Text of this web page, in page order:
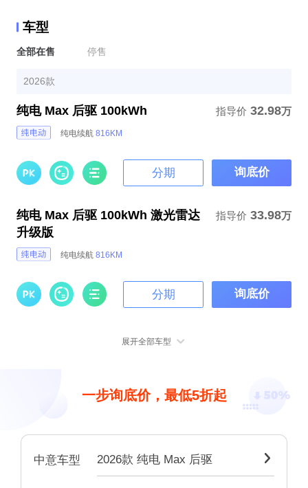
车型
全部在售 停售
2026款
纯电 Max 后驱 100kWh
纯电续航816KM
指导价 32.98万
分期 询底价
纯电 Max 后驱 100kWh 激光雷达
升级版
纯电续航816KM
指导价 33.98万
分期 询底价
展开全部车型
一步询底价，最低5折起
中意车型 2026款 纯电 Max 后驱 